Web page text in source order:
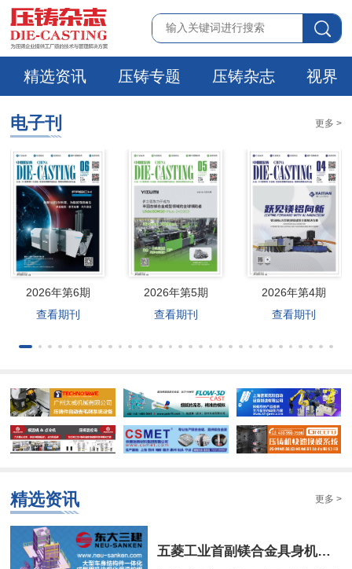
精选资讯 压铸专题 压铸杂志 视界
电子刊 更多 >
2026年第6期
查看期刊
2026年第5期
查看期刊
2026年第4期
查看期刊
精选资讯 更多 >
​五菱工业首副镁合金具身机器人骨架成功交付